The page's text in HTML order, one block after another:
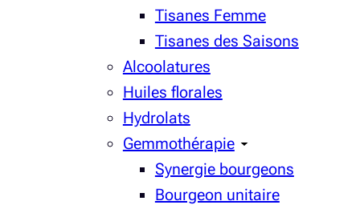
Tisanes Femme
Tisanes des Saisons
Alcoolatures
Huiles florales
Hydrolats
Gemmothérapie
Synergie bourgeons
Bourgeon unitaire